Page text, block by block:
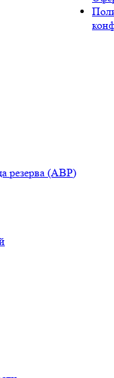
резерва (АВР)